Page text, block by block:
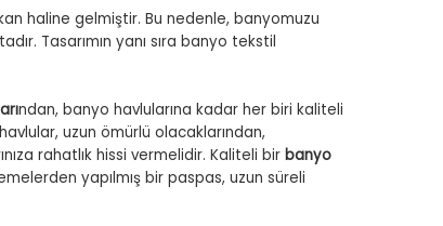
haline gelmiştir. Bu nedenle, banyomuzu
Tasarımın yanı sıra banyo tekstil
ndan, banyo havlularına kadar her biri kaliteli
uzun ömürlü olacaklarından,
rahatlık hissi vermelidir. Kaliteli bir banyo
yapılmış bir paspas, uzun süreli